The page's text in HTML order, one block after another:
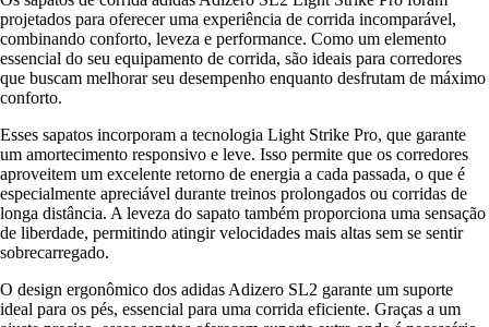
projetados para oferecer uma experiência de corrida incomparável,
combinando conforto, leveza e performance. Como um elemento
essencial do seu equipamento de corrida, são ideais para corredores
que buscam melhorar seu desempenho enquanto desfrutam de máximo
conforto.
Esses sapatos incorporam a tecnologia Light Strike Pro, que garante
um amortecimento responsivo e leve. Isso permite que os corredores
aproveitem um excelente retorno de energia a cada passada, o que é
especialmente apreciável durante treinos prolongados ou corridas de
longa distância. A leveza do sapato também proporciona uma sensação
de liberdade, permitindo atingir velocidades mais altas sem se sentir
sobrecarregado.
O design ergonômico dos adidas Adizero SL2 garante um suporte
ideal para os pés, essencial para uma corrida eficiente. Graças a um